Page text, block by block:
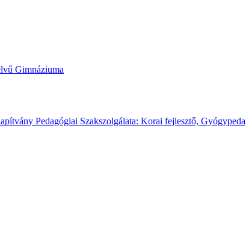
Gimnáziuma
Pedagógiai Szakszolgálata: Korai fejlesztő,